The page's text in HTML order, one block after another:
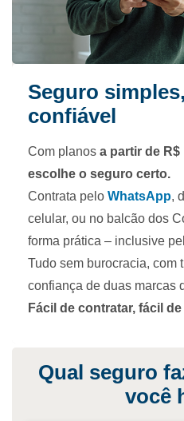
Seguro
confiável
Com planos a partir de R$
escolhe o seguro certo.
Contrata pelo WhatsApp,
celular, ou no balcão dos
forma prática – inclusive
Tudo sem burocracia, com
confiança de duas marcas
Fácil de contratar, fácil
Qual seguro
você